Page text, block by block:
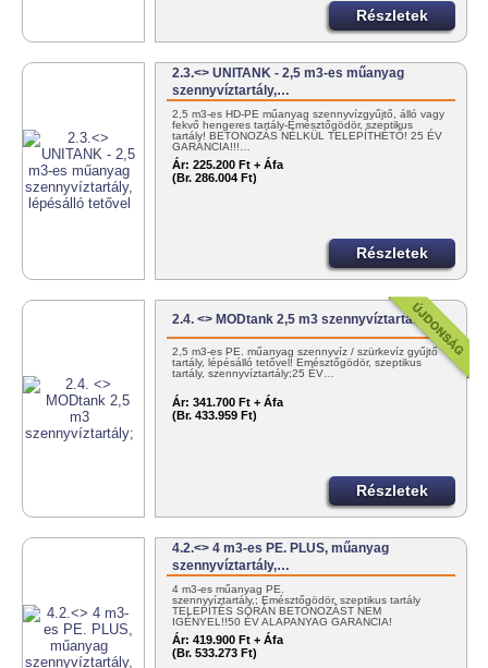
Részletek
2.3.<> UNITANK - 2,5 m3-es műanyag
szennyvíztartály,…
2,5 m3-es HD-PE műanyag szennyvízgyűjtő, álló vagy
fekvő hengeres tartály-Emésztőgödör, szeptikus
tartály! BETONOZÁS NÉLKÜL TELEPÍTHETŐ! 25 ÉV
GARANCIA!!!…
Ár: 225.200 Ft + Áfa
(Br. 286.004 Ft)
Részletek
2.4. <> MODtank 2,5 m3 szennyvíztartály;
2,5 m3-es PE. műanyag szennyvíz / szürkevíz gyűjtő
tartály, lépésálló tetővel! Emésztőgödör, szeptikus
tartály, szennyvíztartály;25 ÉV…
Ár: 341.700 Ft + Áfa
(Br. 433.959 Ft)
Részletek
4.2.<> 4 m3-es PE. PLUS, műanyag
szennyvíztartály,…
4 m3-es műanyag PE.
szennyvíztartály,; Emésztőgödör, szeptikus tartály
TELEPÍTÉS SORÁN BETONOZÁST NEM
IGÉNYEL!!50 ÉV ALAPANYAG GARANCIA!
MAGYAR…
Ár: 419.900 Ft + Áfa
(Br. 533.273 Ft)